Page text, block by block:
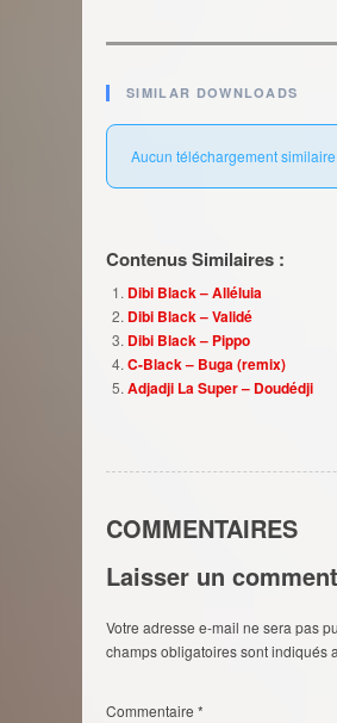
SIMILAR DOWNLOADS
Aucun téléchargement
Contenus Similaires :
Dibi Black – Alléluia
Dibi Black – Validé
Dibi Black – Pippo
C-Black – Buga (remix)
Adjadji La Super – Doudédji
COMMENTAIRES
Laisser un
Votre adresse e-mail ne sera pas
champs obligatoires sont indiqués
Commentaire *